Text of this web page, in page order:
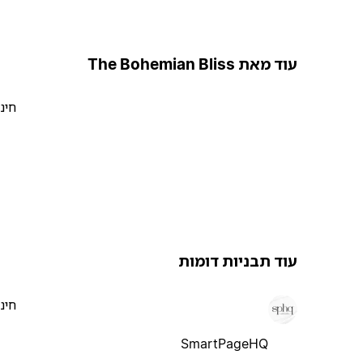
עוד מאת The Bohemian Bliss
עוד תבניות דומות
SmartPageHQ